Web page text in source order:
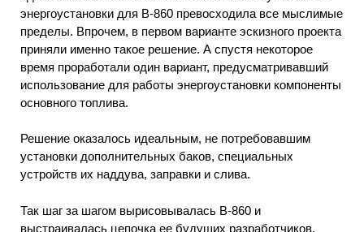
энергоустановки для В-860 превосходила все мыслимые
пределы. Впрочем, в первом варианте эскизного проекта
приняли именно такое решение. А спустя некоторое
время проработали один вариант, предусматривавший
использование для работы энергоустановки компоненты
основного топлива.
Решение оказалось идеальным, не потребовавшим
установки дополнительных баков, специальных
устройств их наддува, заправки и слива.
Так шаг за шагом вырисовывалась В-860 и
выстраивалась цепочка ее будущих разработчиков.